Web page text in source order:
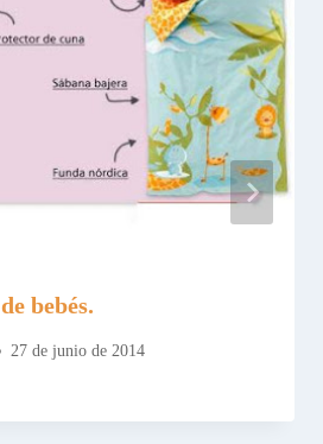
bebés.
27 de junio de 2014